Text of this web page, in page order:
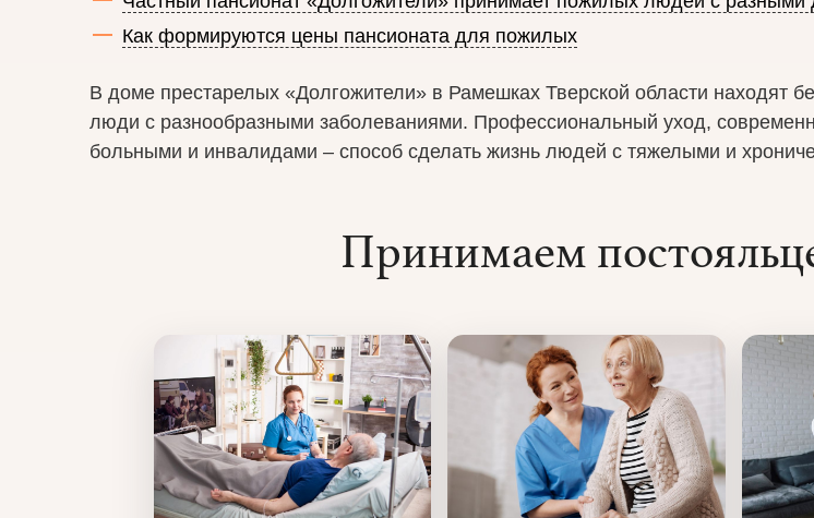
Как формируются цены пансионата для пожилых
В доме престарелых «Долгожители» в Рамешках Тверской области находят
люди с разнообразными заболеваниями. Профессиональный уход,
больными и инвалидами – способ сделать жизнь людей с тяжелыми и
Принимаем